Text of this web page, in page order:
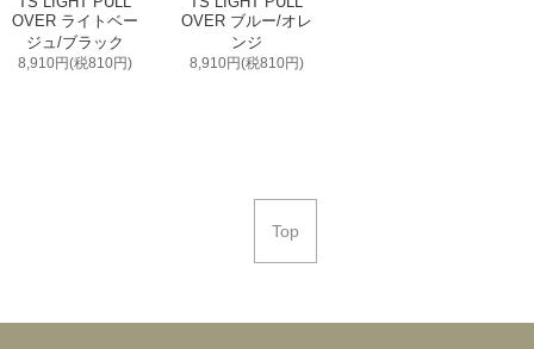
OVER ライトベー
ジュ/ブラック
8,910円(税810円)
OVER ブルー/オレ
ンジ
8,910円(税810円)
Top